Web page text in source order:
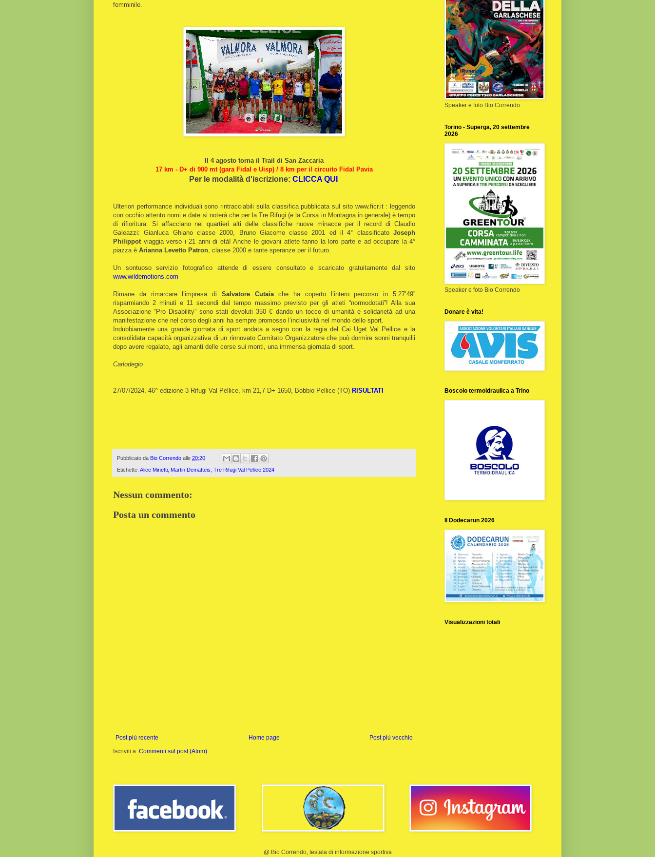
femminile.
Il 4 agosto torna il Trail di San Zaccaria
17 km - D+ di 900 mt (gara Fidal e Uisp) / 8 km per il circuito Fidal Pavia
Per le modalità d'iscrizione: CLICCA QUI
Ulteriori performance individuali sono rintracciabili sulla classifica pubblicata sul sito www.ficr.it : leggendo
con occhio attento nomi e date si noterà che per la Tre Rifugi (e la Corsa in Montagna in generale) è tempo
di rifioritura. Si affacciano nei quartieri alti delle classifiche nuove minacce per il record di Claudio
Galeazzi: Gianluca Ghiano classe 2000, Bruno Giacomo classe 2001 ed il 4° classificato Joseph
Philippot viaggia verso i 21 anni di età! Anche le giovani atlete fanno la loro parte e ad occupare la 4°
piazza è Arianna Levetto Patron , classe 2000 e tante speranze per il futuro.
Un sontuoso servizio fotografico attende di essere consultato e scaricato gratuitamente dal sito
www.wildemotions.com
Rimane da rimarcare l’impresa di Salvatore Cutaiache ha coperto l’intero percorso in 5.27’49”
risparmiando 2 minuti e 11 secondi dal tempo massimo previsto per gli atleti “normodotati”! Alla sua
Associazione “Pro Disability” sono stati devoluti 350 € dando un tocco di umanità e solidarietà ad una
manifestazione che nel corso degli anni ha sempre promosso l’inclusività nel mondo dello sport.
Indubbiamente una grande giornata di sport andata a segno con la regia del Cai Uget Val Pellice e la
consolidata capacità organizzativa di un rinnovato Comitato Organizzatore che può dormire sonni tranquilli
dopo avere regalato, agli amanti delle corse sui monti, una immensa giornata di sport.
Carlodegio
27/07/2024, 46^ edizione 3 Rifugi Val Pellice, km 21,7 D+ 1650, Bobbio Pellice (TO) RISULTATI
Pubblicato da Bio Correndo alle 20:20
Etichette: Alice Minetti Martin Dematteis Tre Rifugi Val Pellice 2024
Nessun commento:
Posta un commento
Post più recente Post più vecchio
Home page
Iscriviti a: Commenti sul post (Atom)
Speaker e foto Bio Correndo
Torino - Superga, 20 settembre
2026
Speaker e foto Bio Correndo
Donare è vita!
Boscolo termoidraulica a Trino
Il Dodecarun 2026
Visualizzazioni totali
@ Bio Correndo, testata di informazione sportiva